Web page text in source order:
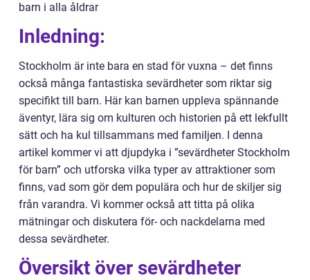
barn i alla åldrar
Inledning:
Stockholm är inte bara en stad för vuxna – det finns
också många fantastiska sevärdheter som riktar sig
specifikt till barn. Här kan barnen uppleva spännande
äventyr, lära sig om kulturen och historien på ett lekfullt
sätt och ha kul tillsammans med familjen. I denna
artikel kommer vi att djupdyka i ”sevärdheter Stockholm
för barn” och utforska vilka typer av attraktioner som
finns, vad som gör dem populära och hur de skiljer sig
från varandra. Vi kommer också att titta på olika
mätningar och diskutera för- och nackdelarna med
dessa sevärdheter.
Översikt över sevärdheter